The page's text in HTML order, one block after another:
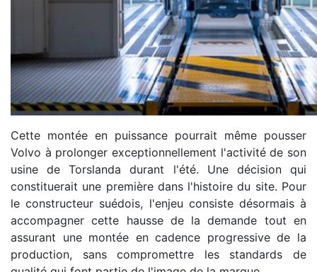
Cette montée en puissance pourrait même pousser
Volvo à prolonger exceptionnellement l'activité de son
usine de Torslanda durant l'été. Une décision qui
constituerait une première dans l'histoire du site. Pour
le constructeur suédois, l'enjeu consiste désormais à
accompagner cette hausse de la demande tout en
assurant une montée en cadence progressive de la
production, sans compromettre les standards de